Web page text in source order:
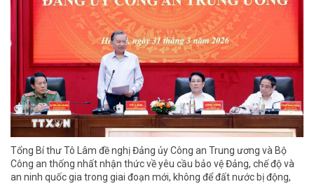
Tổng Bí thư Tô Lâm đề nghị Đảng ủy Công an Trung ương và Bộ
Công an thống nhất nhận thức về yêu cầu bảo vệ Đảng, chế độ và
an ninh quốc gia trong giai đoạn mới, không để đất nước bị động,